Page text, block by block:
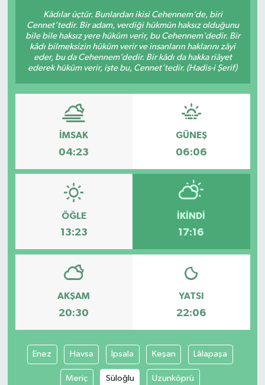
Kâdılar üçtür. Bunlardan ikisi Cehennem’de, biri
Cennet’tedir. Bir adam, verdiği hükmün haksız olduğunu
bile bile haksız yere hüküm verir, bu Cehennem’dedir. Bir
kâdı bilmeksizin hüküm verir ve insanların haklarını zâyi
eder, bu da Cehennem’dedir. Bir kâdı da hakka riâyet
ederek hüküm verir, işte bu, Cennet’tedir. (Hadis-i Şerif)
İMSAK
04:23
GÜNEŞ
06:06
ÖĞLE
13:23
İKINDI
17:16
AKŞAM
20:30
YATSI
22:06
Enez Havsa İpsala Keşan Lâlapaşa
Meriç Süloğlu Uzunköprü